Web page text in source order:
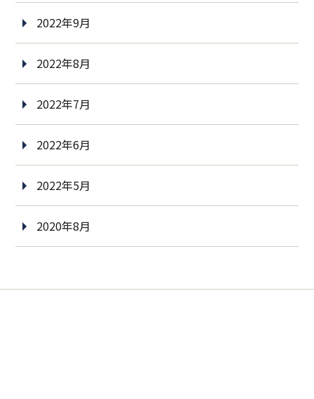
2022年9月
2022年8月
2022年7月
2022年6月
2022年5月
2020年8月